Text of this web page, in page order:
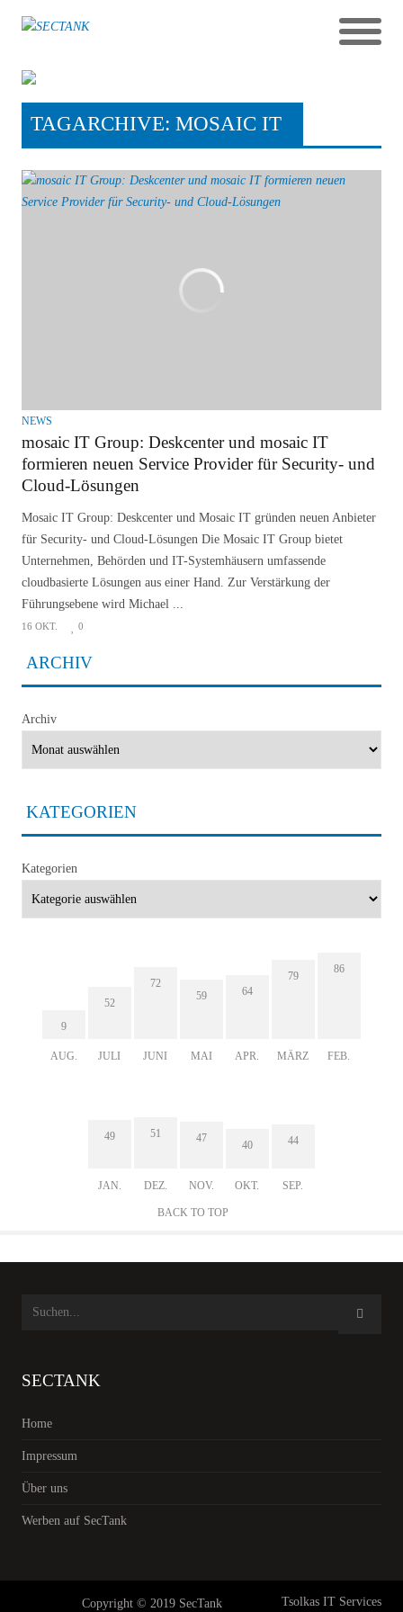
TAGARCHIVE: MOSAIC IT
NEWS
mosaic IT Group: Deskcenter und mosaic IT
formieren neuen Service Provider für Security- und
Cloud-Lösungen
Mosaic IT Group: Deskcenter und Mosaic IT gründen neuen Anbieter
für Security- und Cloud-Lösungen Die Mosaic IT Group bietet
Unternehmen, Behörden und IT-Systemhäusern umfassende
cloudbasierte Lösungen aus einer Hand. Zur Verstärkung der
Führungsebene wird Michael ...
16 OKT. 0
ARCHIV
Archiv
KATEGORIEN
Kategorien
9
AUG.
52
JULI
72
JUNI
59
MAI
64
APR.
79
MÄRZ
86
FEB.
49
JAN.
51
DEZ.
47
NOV.
40
OKT.
44
SEP.
BACK TO TOP
SECTANK
Home
Impressum
Über uns
Werben auf SecTank
Copyright © 2019 SecTank Tsolkas IT Services